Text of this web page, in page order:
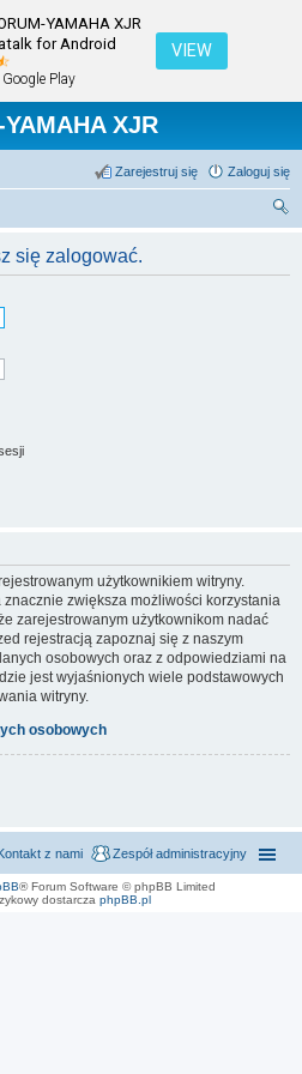
YAMAHA XJR
for Android
Play
VIEW
XJR
Zaloguj się
Zarejestruj się
się zalogować.
użytkownikiem witryny.
zwiększa możliwości korzystania
zarejestrowanym użytkownikom nadać
rejestracją zapoznaj się z naszym
osobowych oraz z odpowiedziami na
jest wyjaśnionych wiele podstawowych
witryny.
osobowych
Zespół administracyjny
z nami
® Forum Software © phpBB Limited
dostarcza phpBB.pl